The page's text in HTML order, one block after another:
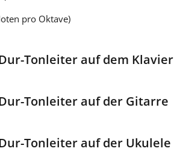
pro Oktave)
Tonleiter auf dem Klavier
Tonleiter auf der Gitarre
Tonleiter auf der Ukulele